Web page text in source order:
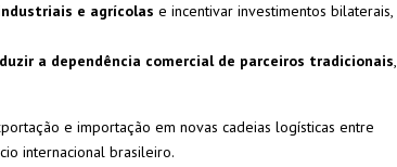
e agrícolas e incentivar investimentos bilaterais,
a dependência comercial de parceiros tradicionais,
e importação em novas cadeias logísticas entre
internacional brasileiro.